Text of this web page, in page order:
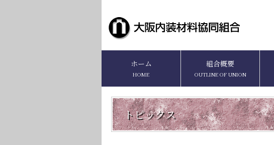
ホーム
HOME
組合概要
OUTLINE OF UNION
トピックス